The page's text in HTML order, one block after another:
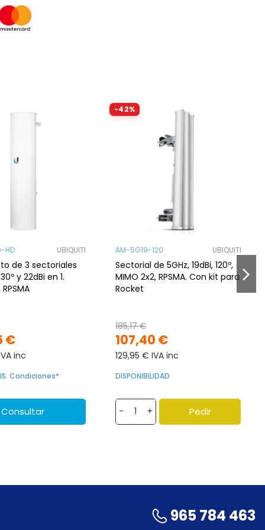
HD UBIQUITI
de 3 sectoriales
y 22dBi en 1.
€
inc
Condiciones*
Consultar
-42%
AM-5G19-120 UBIQUITI
Sectorial de 5GHz, 19dBi, 120º,
MIMO 2x2, RPSMA. Con kit para
Rocket
107,40 €
185,17 €
129,95 € IVA inc
DISPONIBILIDAD
- + Pedir
965 784 463